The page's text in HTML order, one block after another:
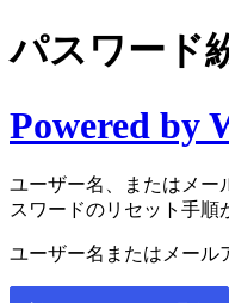
パスワード
Powered by
ユーザー名、またはメー
スワードのリセット手順
ユーザー名またはメール